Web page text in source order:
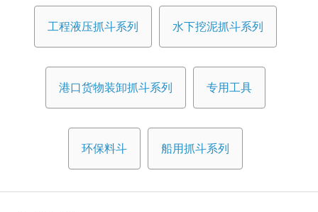
工程液压抓斗系列 水下挖泥抓斗系列
港口货物装卸抓斗系列 专用工具
环保料斗 船用抓斗系列